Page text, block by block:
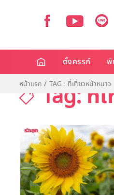
ตั้งครรภ์ พั
หน้าแรก TAG : ที่เที่ยวหน้าหนาว
Tag: ที่